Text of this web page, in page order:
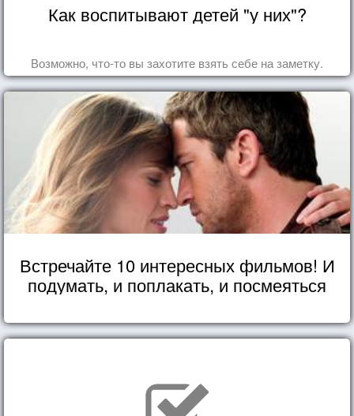
Как воспитывают детей "у них"?
Возможно, что-то вы захотите взять себе на заметку.
Встречайте 10 интересных фильмов! И
подумать, и поплакать, и посмеяться